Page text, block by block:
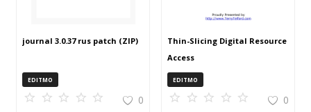
journal 3.0.37 rus patch (ZIP)
EDITMO
0
Thin-Slicing Digital Resource
Access
EDITMO
0